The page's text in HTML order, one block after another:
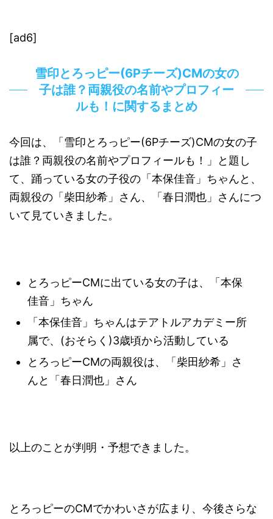
[ad6]
雪印とろっピー(6Pチーズ)CMの女の
子は誰？両親役の名前やプロフィー
ルも！に関するまとめ
今回は、「雪印とろっピー(6Pチーズ)CMの女の子
は誰？両親役の名前やプロフィールも！」と題し
て、踊っている女の子役の「本保佳音」ちゃんと、
両親役の「柴田紗希」さん、「春日潤也」さんにつ
いて見ていきました。
とろっピーCMに出ている女の子は、「本保
佳音」ちゃん
「本保佳音」ちゃんはテアトルアカデミー所
属で、(おそらく)3歳頃から活動している
とろっピーCMの両親役は、「柴田紗希」さ
んと「春日潤也」さん
以上のことが判明・予想できました。
とろっピーのCMでかわいさが広まり、今後さらな